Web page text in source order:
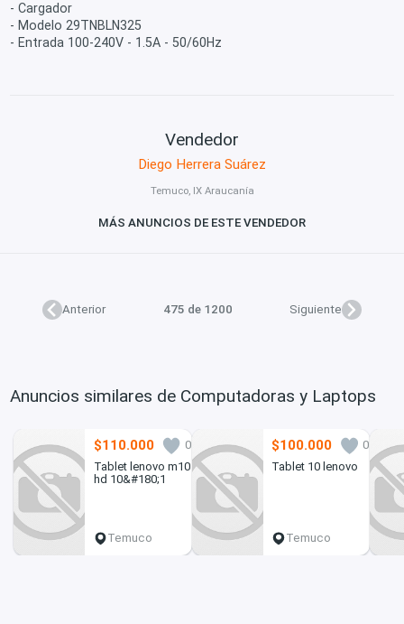
- Cargador
- Modelo 29TNBLN325
- Entrada 100-240V - 1.5A - 50/60Hz
Vendedor
Diego Herrera Suárez
Temuco, IX Araucanía
MÁS ANUNCIOS DE ESTE VENDEDOR
Anterior 475 de 1200 Siguiente
Anuncios similares de Computadoras y Laptops
$110.000
0
Tablet lenovo m10
hd 10&#180;1
Temuco
$100.000
0
Tablet 10 lenovo
Temuco